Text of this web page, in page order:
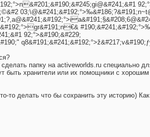
92;°>&#190;&#229;
папку на activeworlds.ru специально
быть хранители или их помощники с
то делать что бы сохранить эту историю)